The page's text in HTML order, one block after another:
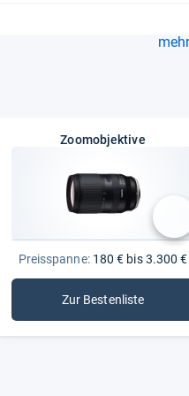
Zoomobjektive
Preisspanne:180 € bis 3.300 €
Zur Bestenliste
: Zoomobjektive